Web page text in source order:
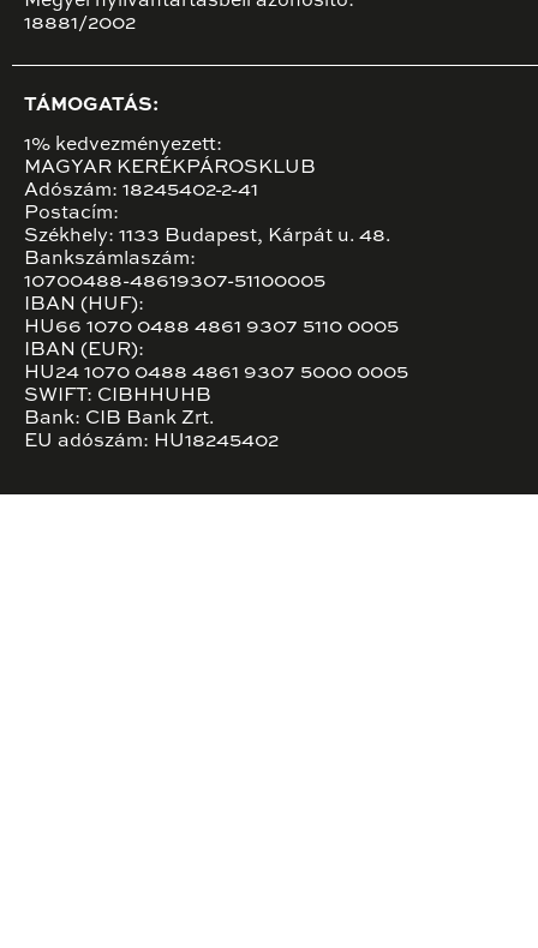
18881/2002
TÁMOGATÁS:
1% kedvezményezett:
MAGYAR KERÉKPÁROSKLUB
Adószám: 18245402-2-41
Postacím:
Székhely: 1133 Budapest, Kárpát u. 48.
Bankszámlaszám:
10700488-48619307-51100005
IBAN (HUF):
HU66 1070 0488 4861 9307 5110 0005
IBAN (EUR):
HU24 1070 0488 4861 9307 5000 0005
SWIFT: CIBHHUHB
Bank: CIB Bank Zrt.
EU adószám: HU18245402